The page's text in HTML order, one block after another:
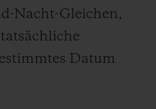
Nacht-Gleichen,
tatsächliche
Datum